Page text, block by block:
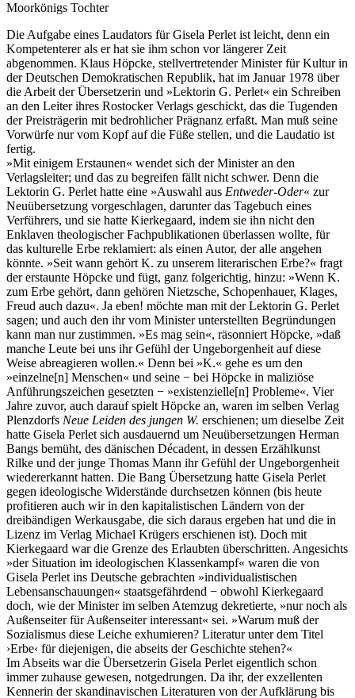
Moorkönigs Tochter
Die Aufgabe eines Laudators für Gisela Perlet ist leicht, denn ein
Kompetenterer als er hat sie ihm schon vor längerer Zeit
abgenommen. Klaus Höpcke, stellvertretender Minister für Kultur in
der Deutschen Demokratischen Republik, hat im Januar 1978 über
die Arbeit der Übersetzerin und »Lektorin G. Perlet« ein Schreiben
an den Leiter ihres Rostocker Verlags geschickt, das die Tugenden
der Preisträgerin mit bedrohlicher Prägnanz erfaßt. Man muß seine
Vorwürfe nur vom Kopf auf die Füße stellen, und die Laudatio ist
fertig.
»Mit einigem Erstaunen« wendet sich der Minister an den
Verlagsleiter; und das zu begreifen fällt nicht schwer. Denn die
Lektorin G. Perlet hatte eine »Auswahl aus Entweder-Oder« zur
Neuübersetzung vorgeschlagen, darunter das Tagebuch eines
Verführers, und sie hatte Kierkegaard, indem sie ihn nicht den
Enklaven theologischer Fachpublikationen überlassen wollte, für
das kulturelle Erbe reklamiert: als einen Autor, der alle angehen
könnte. »Seit wann gehört K. zu unserem literarischen Erbe?« fragt
der erstaunte Höpcke und fügt, ganz folgerichtig, hinzu: »Wenn K.
zum Erbe gehört, dann gehören Nietzsche, Schopenhauer, Klages,
Freud auch dazu«. Ja eben! möchte man mit der Lektorin G. Perlet
sagen; und auch den ihr vom Minister unterstellten Begründungen
kann man nur zustimmen. »Es mag sein«, räsonniert Höpcke, »daß
manche Leute bei uns ihr Gefühl der Ungeborgenheit auf diese
Weise abreagieren wollen.« Denn bei »K.« gehe es um den
»einzelne[n] Menschen« und seine − bei Höpcke in maliziöse
Anführungszeichen gesetzten − »existenzielle[n] Probleme«. Vier
Jahre zuvor, auch darauf spielt Höpcke an, waren im selben Verlag
Plenzdorfs Neue Leiden des jungen W. erschienen; um dieselbe Zeit
hatte Gisela Perlet sich ausdauernd um Neuübersetzungen Herman
Bangs bemüht, des dänischen Décadent, in dessen Erzählkunst
Rilke und der junge Thomas Mann ihr Gefühl der Ungeborgenheit
wiedererkannt hatten. Die Bang Übersetzung hatte Gisela Perlet
gegen ideologische Widerstände durchsetzen können (bis heute
profitieren auch wir in den kapitalistischen Ländern von der
dreibändigen Werkausgabe, die sich daraus ergeben hat und die in
Lizenz im Verlag Michael Krügers erschienen ist). Doch mit
Kierkegaard war die Grenze des Erlaubten überschritten. Angesichts
»der Situation im ideologischen Klassenkampf« waren die von
Gisela Perlet ins Deutsche gebrachten »individualistischen
Lebensanschauungen« staatsgefährdend − obwohl Kierkegaard
doch, wie der Minister im selben Atemzug dekretierte, »nur noch als
Außenseiter für Außenseiter interessant« sei. »Warum muß der
Sozialismus diese Leiche exhumieren? Literatur unter dem Titel
›Erbe‹ für diejenigen, die abseits der Geschichte stehen?«
Im Abseits war die Übersetzerin Gisela Perlet eigentlich schon
immer zuhause gewesen, notgedrungen. Da ihr, der exzellenten
Kennerin der skandinavischen Literaturen von der Aufklärung bis